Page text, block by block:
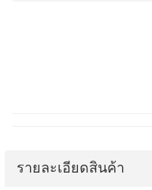
รายละเอียดสินค้า